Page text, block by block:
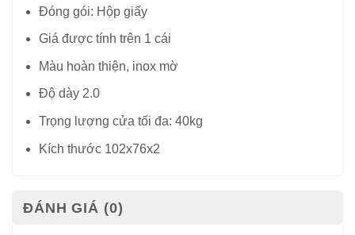
Đóng gói: Hộp giấy
Giá được tính trên 1 cái
Màu hoàn thiện, inox mờ
Độ dày 2.0
Trọng lượng cửa tối đa: 40kg
Kích thước 102x76x2
ĐÁNH GIÁ (0)